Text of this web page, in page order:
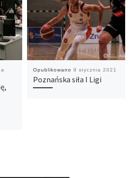
Opublikowano 9 stycznia 2021
Poznańska siła I Ligi